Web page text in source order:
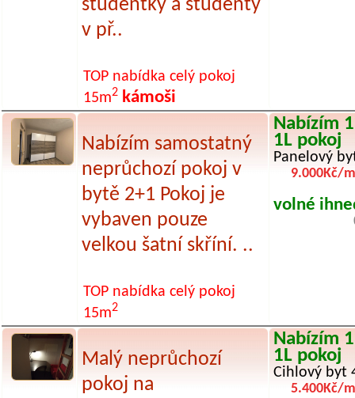
studentky a studenty
v př..
TOP nabídka celý pokoj
15m2 kámoši
Nabízím samostatný
neprůchozí pokoj v
bytě 2+1 Pokoj je
vybaven pouze
velkou šatní skříní. ..
TOP nabídka celý pokoj
15m2
Nabízím
1L pokoj
Panelový
9.000Kč/
volné
Malý neprůchozí
pokoj na
Nabízím
1L pokoj
Cihlový byt
5.400Kč/